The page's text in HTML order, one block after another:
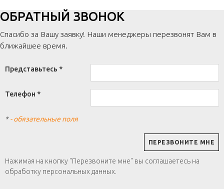
ОБРАТНЫЙ ЗВОНОК
Спасибо за Вашу заявку! Наши менеджеры перезвонят Вам в
ближайшее время.
Представьтесь *
Телефон *
*- обязательные поля
Нажимая на кнопку "Перезвоните мне" вы соглашаетесь на
обработку персональных данных.